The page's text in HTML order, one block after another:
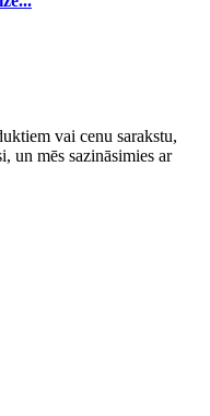
vai cenu sarakstu,
un mēs sazināsimies ar